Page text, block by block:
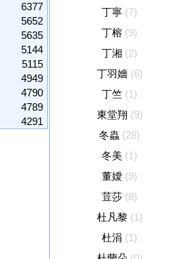
6377
5652
5635
5144
5115
4949
4790
4789
4291
丁寧 (7)
丁榕 (9)
丁湘 (2)
丁羽嬙 (6)
丁竺 (1)
東堂翔 (9)
冬蟲 (28)
冬美 (1)
董嬡 (9)
荳莎 (8)
杜凡黎 (1)
杜涓 (1)